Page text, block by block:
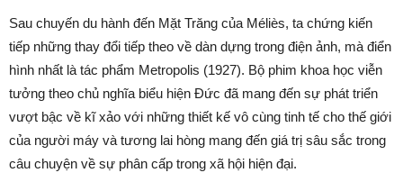
Sau chuyến du hành đến Mặt Trăng của Méliès, ta chứng kiến
tiếp những thay đổi tiếp theo về dàn dựng trong điện ảnh, mà điển
hình nhất là tác phẩm Metropolis (1927). Bộ phim khoa học viễn
tưởng theo chủ nghĩa biểu hiện Đức đã mang đến sự phát triển
vượt bậc về kĩ xảo với những thiết kế vô cùng tinh tế cho thế giới
của người máy và tương lai hòng mang đến giá trị sâu sắc trong
câu chuyện về sự phân cấp trong xã hội hiện đại.